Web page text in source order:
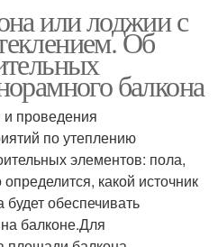
или лоджии с
Об
балкона
проведения
по утеплению
элементов: пола,
какой источник
обеспечивать
балконе.Для